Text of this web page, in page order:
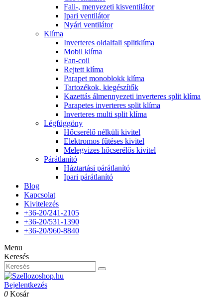
Fali-, menyezeti kisventilátor
Ipari ventilátor
Nyári ventilátor
Klíma
Inverteres oldalfali splitklíma
Mobil klíma
Fan-coil
Rejtett klíma
Parapet monoblokk klíma
Tartozékok, kiegészítők
Kazettás álmennyezeti inverteres split klíma
Parapetes inverteres split klíma
Inverteres multi split klíma
Légfüggöny
Hőcserélő nélküli kivitel
Elektromos fűtéses kivitel
Melegvizes hőcserélős kivitel
Párátlanító
Háztartási párátlanító
Ipari párátlanító
Blog
Kapcsolat
Kivitelezés
+36-20/241-2105
+36-20/531-1390
+36-20/960-8840
Menu
Keresés
Bejelentkezés
0 Kosár